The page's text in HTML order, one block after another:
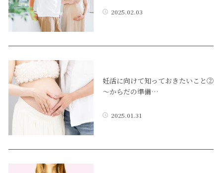
2025.02.03
妊活に向けて知っておきたいこと②
～からだの準備…
2025.01.31